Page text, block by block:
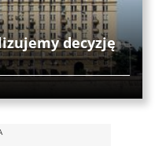
decyzję